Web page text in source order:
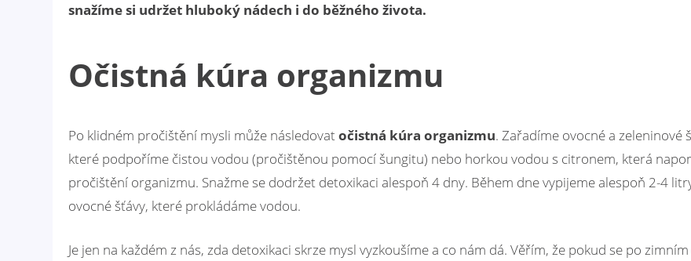
snažíme si udržet hluboký nádech i do běžného života.
Očistná kúra organizmu
Po klidném pročištění mysli může následovatočistná kúra organizmu. Zařadíme ovocné a zeleninové
které podpoříme čistou vodou (pročištěnou pomocí šungitu) nebo horkou vodou s citronem, která
pročištění organizmu. Snažme se dodržet detoxikaci alespoň 4 dny. Během dne vypijeme alespoň 2-4
ovocné šťávy, které prokládáme vodou.
Je jen na každém z nás, zda detoxikaci skrze mysl vyzkoušíme a co nám dá. Věřím, že pokud se po